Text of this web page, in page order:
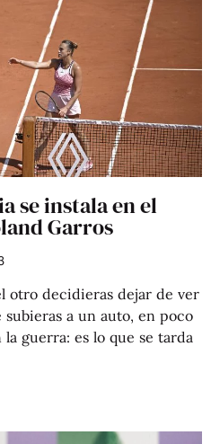
se instala en el
Garros
otro decidieras dejar de ver
a un auto, en poco
la guerra: es lo que se tarda